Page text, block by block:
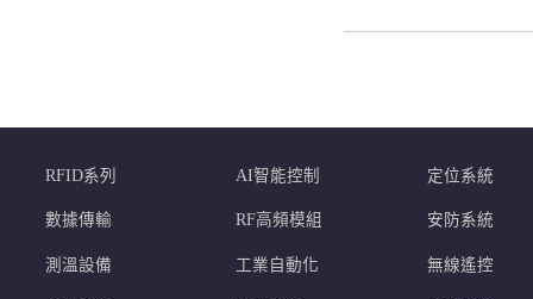
RFID系列 AI智能控制 定位系統
數據傳輸 RF高頻模組 安防系統
測溫設備 工業自動化 無線遙控